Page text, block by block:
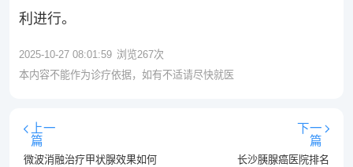
利进行。
2025-10-27 08:01:59 浏览267次
本内容不能作为诊疗依据，如有不适请尽快就医
上一
篇
微波消融治疗甲状腺效果如何
下一
篇
长沙胰腺癌医院排名